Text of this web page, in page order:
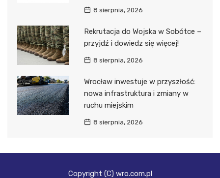
8 sierpnia, 2026
Rekrutacja do Wojska w Sobótce –
przyjdź i dowiedz się więcej!
8 sierpnia, 2026
Wrocław inwestuje w przyszłość:
nowa infrastruktura i zmiany w
ruchu miejskim
8 sierpnia, 2026
Copyright (C) wro.com.pl